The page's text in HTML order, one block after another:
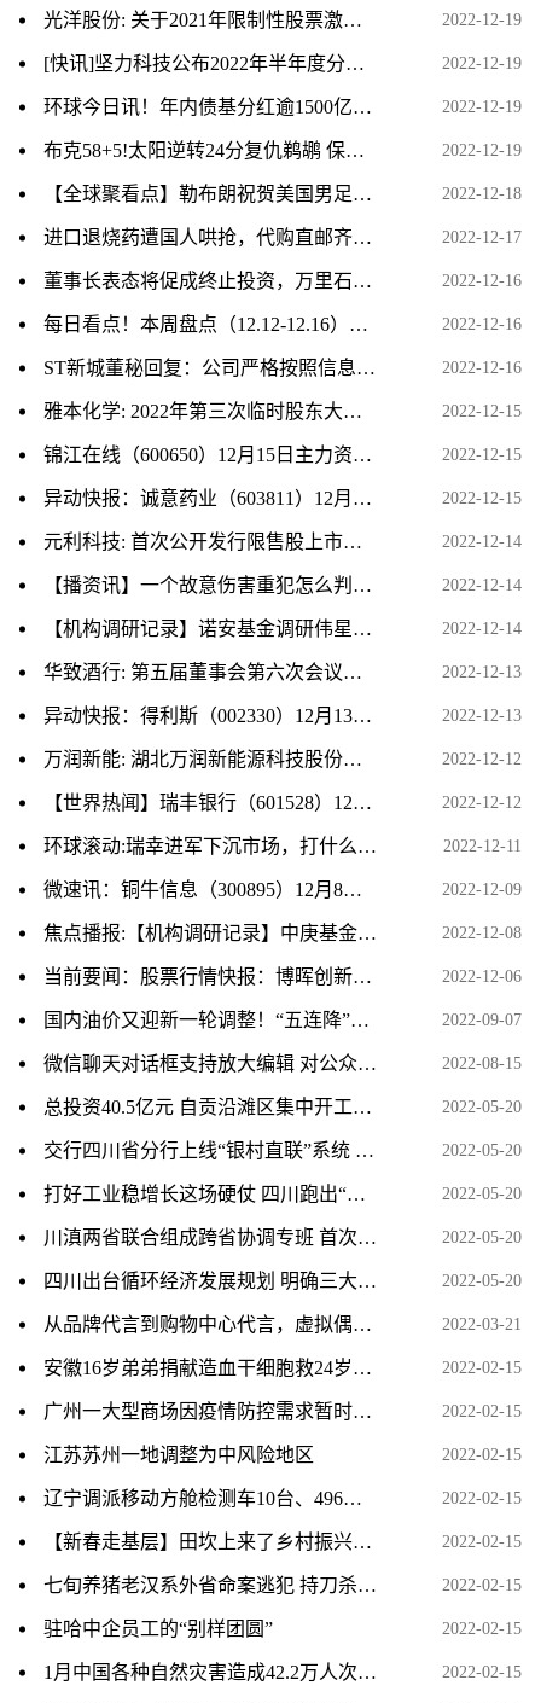
光洋股份: 关于2021年限制性股票激励计划预留授予部分第一个解除限售期解除限售股份上市流通的提示性公告_焦点关注 2022-12-19
[快讯]坚力科技公布2022年半年度分红实施方案 2022-12-19
环球今日讯！年内债基分红逾1500亿元 成基金分红“主力军” 2022-12-19
布克58+5!太阳逆转24分复仇鹈鹕 保罗中关键三分 2022-12-19
【全球聚看点】勒布朗祝贺美国男足胜伊朗晋级:好样的!继续前进! 2022-12-18
进口退烧药遭国人哄抢，代购直邮齐涨价，与国外价差最高达9倍 2022-12-17
董事长表态将促成终止投资，万里石千万投资标的或遭“夺走” ST开元已开价5000万 2022-12-16
每日看点！本周盘点（12.12-12.16）：上海物贸周跌1.75%，主力资金合计净流出203.07万元 2022-12-16
ST新城董秘回复：公司严格按照信息披露有关规定，履行信息披露义务，目前没有应披露而未披露的信息 2022-12-16
雅本化学: 2022年第三次临时股东大会法律意见书_世界快播报 2022-12-15
锦江在线（600650）12月15日主力资金净卖出354.45万元 环球快资讯 2022-12-15
异动快报：诚意药业（603811）12月15日9点48分触及涨停板 2022-12-15
元利科技: 首次公开发行限售股上市流通公告 2022-12-14
【播资讯】一个故意伤害重犯怎么判刑？ 2022-12-14
【机构调研记录】诺安基金调研伟星新材|今日要闻 2022-12-14
华致酒行: 第五届董事会第六次会议决议公告_天天简讯 2022-12-13
异动快报：得利斯（002330）12月13日10点48分触及涨停板|快报 2022-12-13
万润新能: 湖北万润新能源科技股份有限公司独立董事关于第一届董事会第二十二次会议审议相关事项的独立意见 今日热门 2022-12-12
【世界热闻】瑞丰银行（601528）12月12日主力资金净卖出1134.90万元 2022-12-12
环球滚动:瑞幸进军下沉市场，打什么算盘？ 2022-12-11
微速讯：铜牛信息（300895）12月8日主力资金净卖出507.08万元 2022-12-09
焦点播报:【机构调研记录】中庚基金调研江航装备 2022-12-08
当前要闻：股票行情快报：博晖创新（300318）12月6日主力资金净卖出138.45万元 2022-12-06
国内油价又迎新一轮调整！“五连降”要结束了！加满一箱油或将多花7元左右 2022-09-07
微信聊天对话框支持放大编辑 对公众号头像设置作进一步规范 2022-08-15
总投资40.5亿元 自贡沿滩区集中开工项目16个 2022-05-20
交行四川省分行上线“银村直联”系统 助力乡村振兴 2022-05-20
打好工业稳增长这场硬仗 四川跑出“加速度” 2022-05-20
川滇两省联合组成跨省协调专班 首次实现跨省退税 2022-05-20
四川出台循环经济发展规划 明确三大主要任务 2022-05-20
从品牌代言到购物中心代言，虚拟偶像的商业价值凸显 2022-03-21
安徽16岁弟弟捐献造血干细胞救24岁哥哥 2022-02-15
广州一大型商场因疫情防控需求暂时封闭 2022-02-15
江苏苏州一地调整为中风险地区 2022-02-15
辽宁调派移动方舱检测车10台、496人支援葫芦岛疫情防控 2022-02-15
【新春走基层】田坎上来了乡村振兴工作队 2022-02-15
七旬养猪老汉系外省命案逃犯 持刀杀人潜逃13年后宿迁落网 2022-02-15
驻哈中企员工的“别样团圆” 2022-02-15
1月中国各种自然灾害造成42.2万人次受灾 2022-02-15